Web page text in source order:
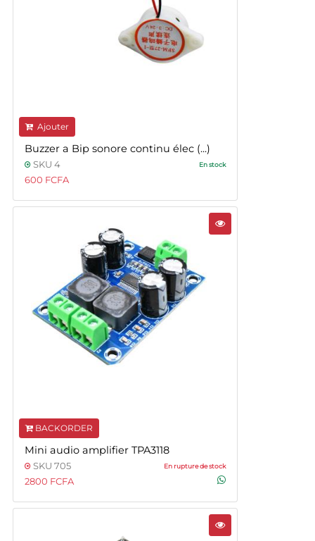
Ajouter
Buzzer a Bip sonore continu élec (...)
SKU 4 En stock
600 FCFA
BACKORDER
Mini audio amplifier TPA3118
SKU 705 En rupture de stock
2800 FCFA